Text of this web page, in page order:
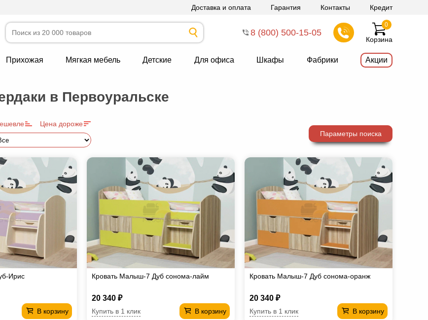
Доставка и оплата Гарантия Контакты Кредит
8 (800) 500-15-05
Корзина
0
Прихожая Мягкая мебель Детские Для офиса Шкафы Фабрики Акции
в Первоуральске
Цена дороже
Параметры поиска
Ирис
В корзину
Кровать Малыш-7 Дуб сонома-лайм
20 340 ₽
В корзину
Купить в 1 клик
Кровать Малыш-7 Дуб сонома-оранж
20 340 ₽
В корзину
Купить в 1 клик